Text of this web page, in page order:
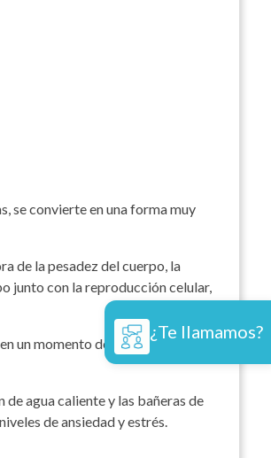
se convierte en una forma muy
de la pesadez del cuerpo, la
junto con la reproducción celular,
un momento de relajación y
agua caliente y las bañeras de
de ansiedad y estrés.
¿Te llamamos?